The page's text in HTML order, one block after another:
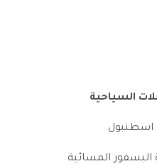
السياحية
اسطنبول
المسائية